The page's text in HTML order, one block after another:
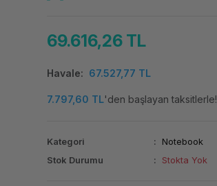
69.616,26 TL
Havale 67.527,77 TL
7.797,60 TL'den başlayan taksitlerle!
Kategori
Notebook
Stok Durumu
Stokta Yok